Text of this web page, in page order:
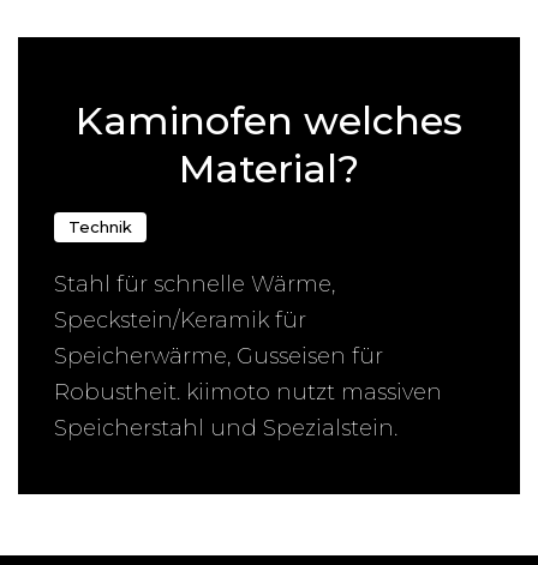
Kaminofen welches
Material?
Technik
Stahl für schnelle Wärme,
Speckstein/Keramik für
Speicherwärme, Gusseisen für
Robustheit. kiimoto nutzt massiven
Speicherstahl und Spezialstein.